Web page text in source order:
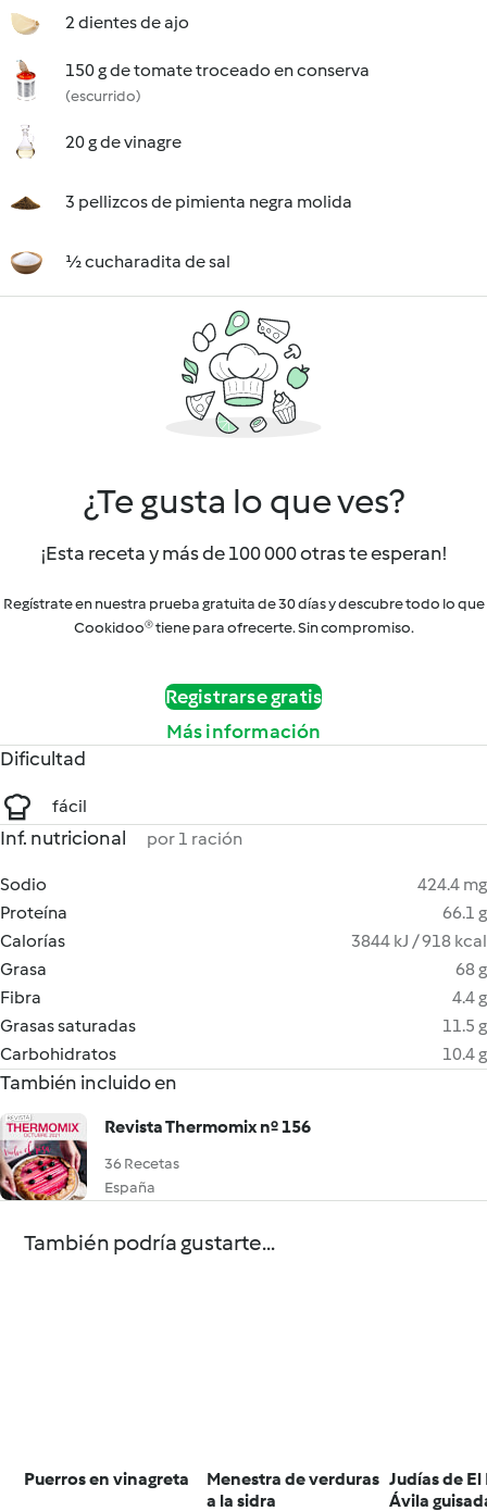
2 dientes de ajo
150 g de tomate troceado en conserva
(escurrido)
20 g de vinagre
3 pellizcos de pimienta negra molida
½ cucharadita de sal
¿Te gusta lo que ves?
¡Esta receta y más de 100 000 otras te esperan!
Regístrate en nuestra prueba gratuita de 30 días y descubre todo lo que
Cookidoo® tiene para ofrecerte. Sin compromiso.
Registrarse gratis
Más información
Dificultad
fácil
Inf. nutricional por 1 ración
Sodio
424.4 mg
Proteína
66.1 g
Calorías
3844 kJ / 918 kcal
Grasa
68 g
Fibra
4.4 g
Grasas saturadas
11.5 g
Carbohidratos
10.4 g
También incluido en
Revista Thermomix nº 156
36 Recetas
España
También podría gustarte...
Puerros en vinagreta
Menestra de verduras
a la sidra
Judías de
Ávila